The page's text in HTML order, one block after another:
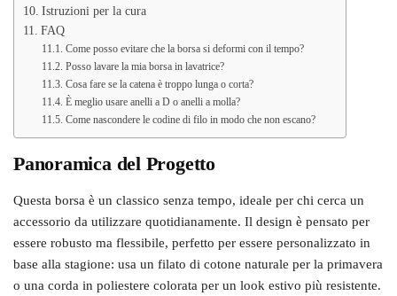
Istruzioni per la cura
FAQ
Come posso evitare che la borsa si deformi con il tempo?
Posso lavare la mia borsa in lavatrice?
Cosa fare se la catena è troppo lunga o corta?
È meglio usare anelli a D o anelli a molla?
Come nascondere le codine di filo in modo che non escano?
Panoramica del Progetto
Questa borsa è un classico senza tempo, ideale per chi cerca un
accessorio da utilizzare quotidianamente. Il design è pensato per
essere robusto ma flessibile, perfetto per essere personalizzato in
base alla stagione: usa un filato di cotone naturale per la primavera
o una corda in poliestere colorata per un look estivo più resistente.